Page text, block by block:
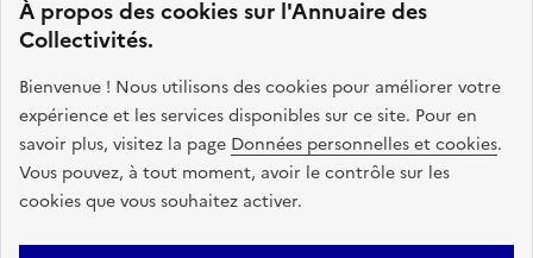
À propos des cookies sur l'Annuaire des
Collectivités.
Bienvenue ! Nous utilisons des cookies pour améliorer votre
expérience et les services disponibles sur ce site. Pour en
savoir plus, visitez la page Données personnelles et cookies.
Vous pouvez, à tout moment, avoir le contrôle sur les
cookies que vous souhaitez activer.
Cohésion des Territoires
. Le code source de ce site web
est disponible en licence libre. Le design de ce site est conçu
avec le système de design de l’État.
legifrance.gouv.fr
info.gouv.fr
service-public.gouv.fr
data.gouv.fr
Plan du site Accessibilite : non conforme Mentions légales